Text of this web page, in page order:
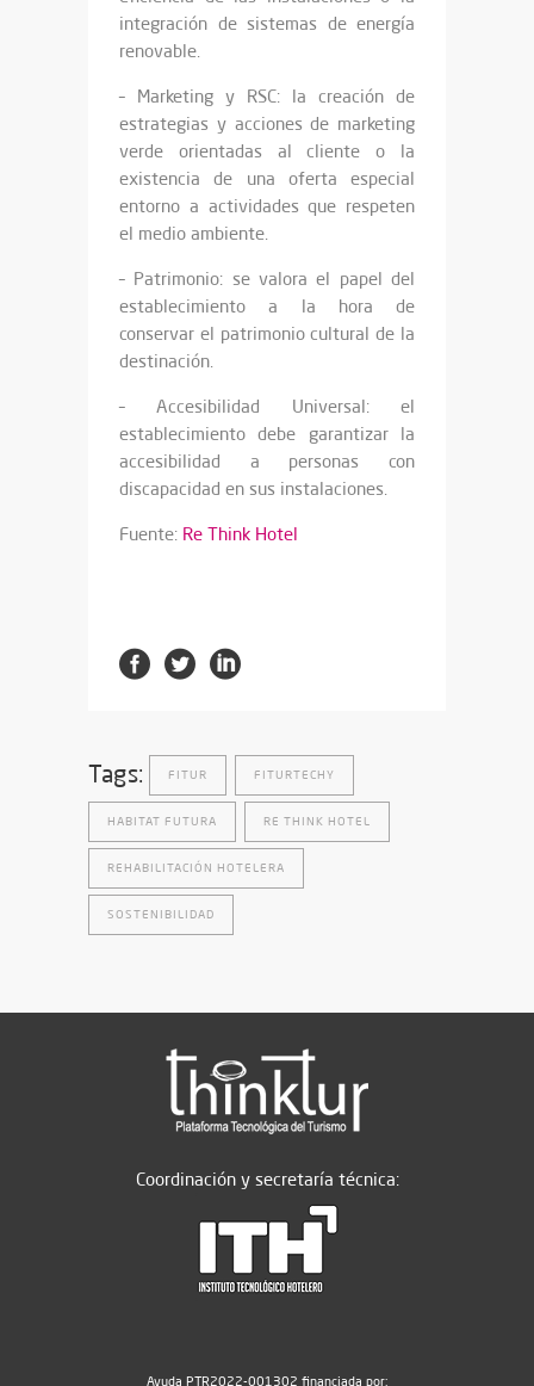
integración de sistemas de energía
renovable.
– Marketing y RSC: la creación de
estrategias y acciones de marketing
verde orientadas al cliente o la
existencia de una oferta especial
entorno a actividades que respeten
el medio ambiente.
– Patrimonio: se valora el papel del
establecimiento a la hora de
conservar el patrimonio cultural de la
destinación.
– Accesibilidad Universal: el
establecimiento debe garantizar la
accesibilidad a personas con
discapacidad en sus instalaciones.
Fuente: Re Think Hotel
Tags: FITUR FITURTECHY
HABITAT FUTURA RE THINK HOTEL
REHABILITACIÓN HOTELERA
SOSTENIBILIDAD
Coordinación y secretaría técnica:
Ayuda PTR2022-001302 financiada por: